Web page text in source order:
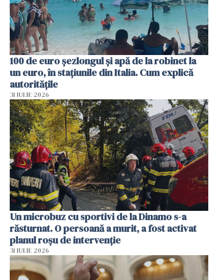
100 de euro șezlongul și apă de la robinet la
un euro, în stațiunile din Italia. Cum explică
autoritățile
31 IULIE 2026
Un microbuz cu sportivi de la Dinamo s-a
răsturnat. O persoană a murit, a fost activat
planul roșu de intervenție
31 IULIE 2026